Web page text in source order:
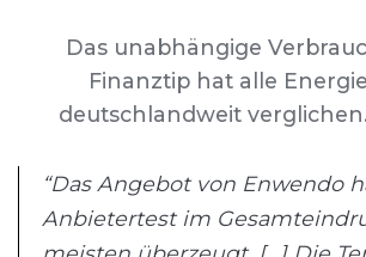
Das unabhängige
Finanztip hat alle
deutschlandweit
“Das Angebot von Enwendo
Anbietertest im